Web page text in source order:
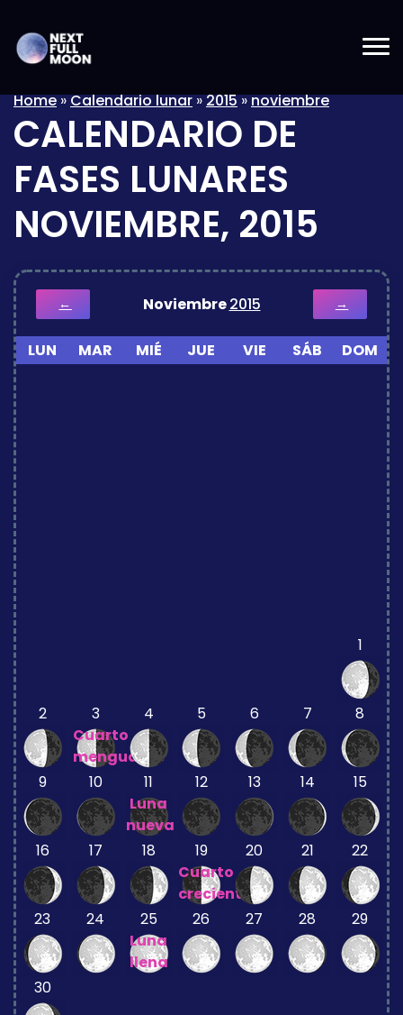
Home»Calendario lunar»2015»noviembre
CALENDARIO DE
FASES LUNARES
NOVIEMBRE, 2015
← Noviembre2015 →
LUN MAR MIÉ JUE VIE SÁB DOM
1
2
3
Cuarto
menguante
4 5 6 7 8
9 10
11
Luna
nueva
12 13 14 15
16 17 18
19
Cuarto
creciente
20 21 22
23 24
25
Luna
llena
26 27 28 29
30